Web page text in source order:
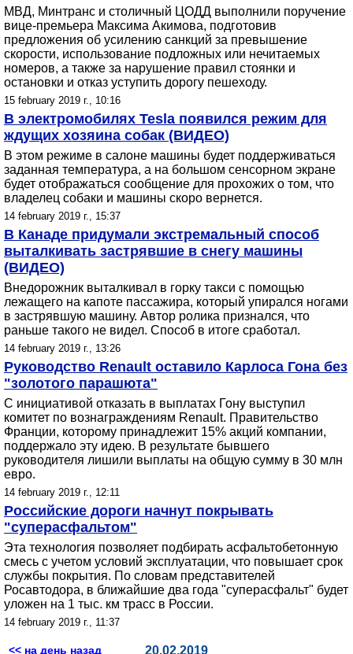
МВД, Минтранс и столичный ЦОДД выполнили поручение
вице-премьера Максима Акимова, подготовив
предложения об усилению санкций за превышение
скорости, использование подложных или нечитаемых
номеров, а также за нарушение правил стоянки и
остановки и отказ уступить дорогу пешеходу.
15 february 2019 г., 10:16
В электромобилях Tesla появился режим для
ждущих хозяина собак (ВИДЕО)
В этом режиме в салоне машины будет поддерживаться
заданная температура, а на большом сенсорном экране
будет отображаться сообщение для прохожих о том, что
владелец собаки и машины скоро вернется.
14 february 2019 г., 15:37
В Канаде придумали экстремальный способ
выталкивать застрявшие в снегу машины
(ВИДЕО)
Внедорожник выталкивал в горку такси с помощью
лежащего на капоте пассажира, который упирался ногами
в застрявшую машину. Автор ролика признался, что
раньше такого не видел. Способ в итоге сработал.
14 february 2019 г., 13:26
Руководство Renault оставило Карлоса Гона без
"золотого парашюта"
С инициативой отказать в выплатах Гону выступил
комитет по вознаграждениям Renault. Правительство
Франции, которому принадлежит 15% акций компании,
поддержало эту идею. В результате бывшего
руководителя лишили выплаты на общую сумму в 30 млн
евро.
14 february 2019 г., 12:11
Российские дороги начнут покрывать
"суперасфальтом"
Эта технология позволяет подбирать асфальтобетонную
смесь с учетом условий эксплуатации, что повышает срок
службы покрытия. По словам представителей
Росавтодора, в ближайшие два года "суперасфальт" будет
уложен на 1 тыс. км трасс в России.
14 february 2019 г., 11:37
<< на день назад 20.02.2019